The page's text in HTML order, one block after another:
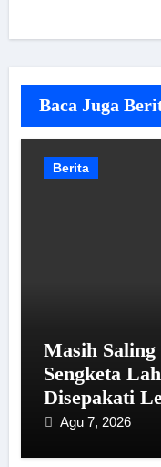
Baca Juga
Berita
Masih Saling
Sengketa
Disepakati
Agu 7, 2026